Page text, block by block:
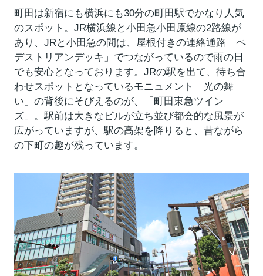
町田は新宿にも横浜にも30分の町田駅でかなり人気
のスポット。JR横浜線と小田急小田原線の2路線が
あり、JRと小田急の間は、屋根付きの連絡通路「ペ
デストリアンデッキ」でつながっているので雨の日
でも安心となっております。JRの駅を出て、待ち合
わせスポットとなっているモニュメント「光の舞
い」の背後にそびえるのが、「町田東急ツイン
ズ」。駅前は大きなビルが立ち並び都会的な風景が
広がっていますが、駅の高架を降りると、昔ながら
の下町の趣が残っています。